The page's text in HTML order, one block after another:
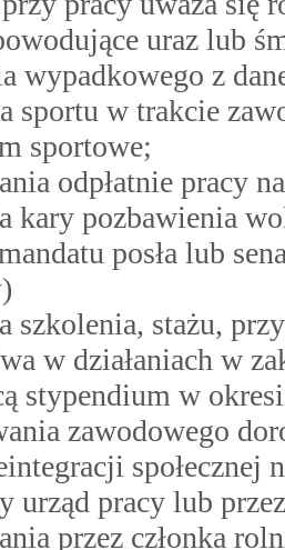
uraz lub
wypadkowego z
sportu w trakcie
sportowe;
odpłatnie pracy
kary pozbawienia
posła lub
szkolenia, stażu,
w działaniach w
stypendium w
zawodowego
społecznej
urząd pracy lub
przez członka